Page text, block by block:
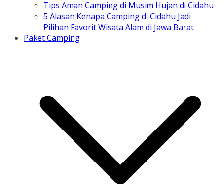
Tips Aman Camping di Musim Hujan di Cidahu
5 Alasan Kenapa Camping di Cidahu Jadi
Pilihan Favorit Wisata Alam di Jawa Barat
Paket Camping